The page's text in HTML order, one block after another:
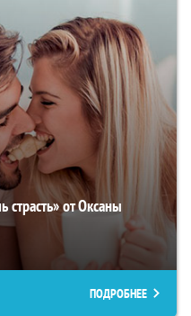
страсть» от Оксаны
ПОДРОБНЕЕ